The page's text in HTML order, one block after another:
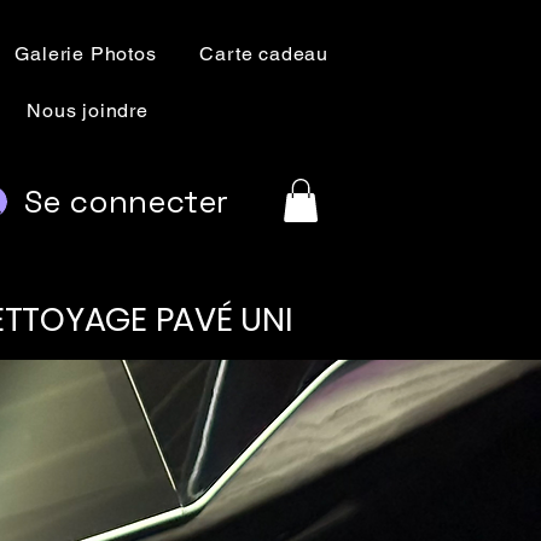
Galerie Photos Carte cadeau
Nous joindre
Se connecter
PAVÉ UNI